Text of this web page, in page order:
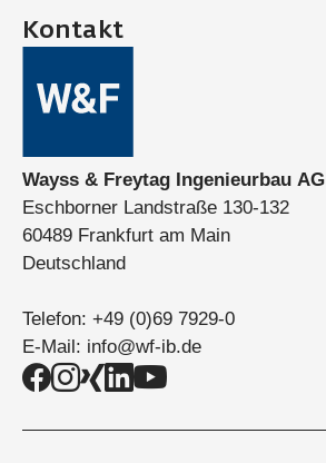
Kontakt
Wayss & Freytag Ingenieurbau AG
Eschborner Landstraße 130-132
60489 Frankfurt am Main
Deutschland
Telefon: +49 (0)69 7929-0
E-Mail: info@wf-ib.de